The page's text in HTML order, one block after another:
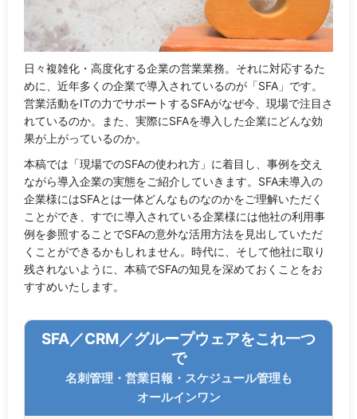
日々複雑化・高度化する企業の営業業務。それに対応するた
めに、近年多くの企業で導入されているのが「SFA」です。
営業活動をITの力でサポートするSFAがなぜ今、現場で注目さ
れているのか。また、実際にSFAを導入した企業にどんな効
果が上がっているのか。
本稿では「現場でのSFAの使われ方」に着目し、事例を交え
ながら導入企業の実態をご紹介していきます。SFA未導入の
企業様にはSFAとは一体どんなものなのかをご理解いただく
ことができ、すでに導入されている企業様には他社の利用事
例を参照することでSFAの意外な活用方法を見出していただ
くことができるかもしれません。時代に、そして他社に取り
残されないように、本稿でSFAの知見を深めておくことをお
すすめいたします。
SFA／CRM／グループウェアをこれ一つ
で
名刺管理・営業日報・スケジュール管理も
オールインワン